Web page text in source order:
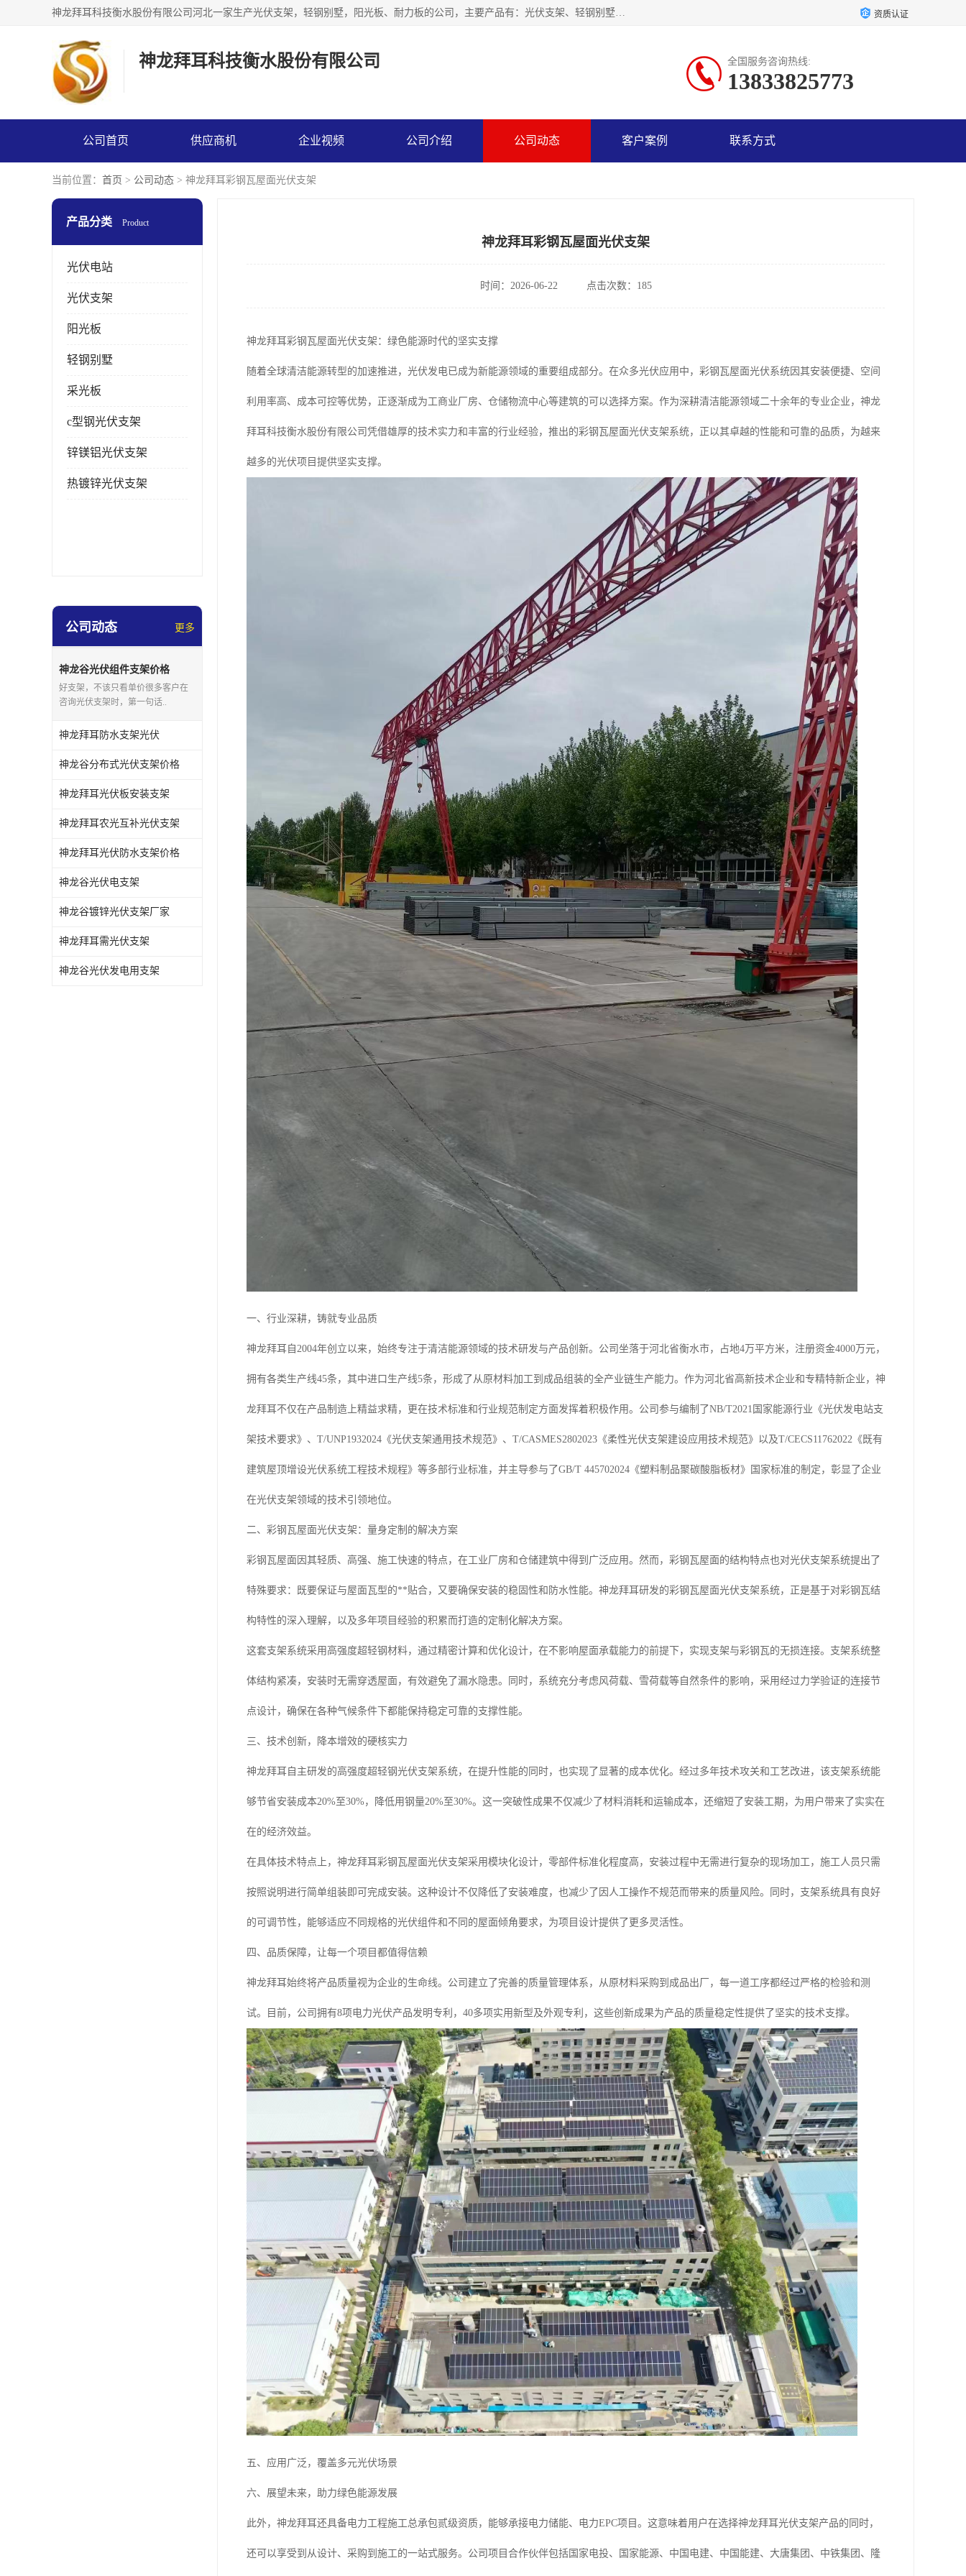
神龙拜耳科技衡水股份有限公司河北一家生产光伏支架，轻钢别墅，阳光板、耐力板的公司，主要产品有：光伏支架、轻钢别墅、阳光板、耐力板、采光板等，公司参与制定了多项标准。 资质认证
神龙拜耳科技衡水股份有限公司 全国服务咨询热线:
13833825773
公司首页 供应商机 企业视频 公司介绍 公司动态 客户案例 联系方式
当前位置： 首页 > 公司动态 > 神龙拜耳彩钢瓦屋面光伏支架
产品分类 Product
光伏电站
光伏支架
阳光板
轻钢别墅
采光板
c型钢光伏支架
锌镁铝光伏支架
热镀锌光伏支架
公司动态 更多
神龙谷光伏组件支架价格
好支架，不该只看单价很多客户在
咨询光伏支架时，第一句话..
神龙拜耳防水支架光伏
神龙谷分布式光伏支架价格
神龙拜耳光伏板安装支架
神龙拜耳农光互补光伏支架
神龙拜耳光伏防水支架价格
神龙谷光伏电支架
神龙谷镀锌光伏支架厂家
神龙拜耳需光伏支架
神龙谷光伏发电用支架
神龙拜耳彩钢瓦屋面光伏支架
时间：2026-06-22 点击次数：185
神龙拜耳彩钢瓦屋面光伏支架：绿色能源时代的坚实支撑
随着全球清洁能源转型的加速推进，光伏发电已成为新能源领域的重要组成部分。在众多光伏应用中，彩钢瓦屋面光伏系统因其安装便捷、空间
利用率高、成本可控等优势，正逐渐成为工商业厂房、仓储物流中心等建筑的可以选择方案。作为深耕清洁能源领域二十余年的专业企业，神龙
拜耳科技衡水股份有限公司凭借雄厚的技术实力和丰富的行业经验，推出的彩钢瓦屋面光伏支架系统，正以其卓越的性能和可靠的品质，为越来
越多的光伏项目提供坚实支撑。
一、行业深耕，铸就专业品质
神龙拜耳自2004年创立以来，始终专注于清洁能源领域的技术研发与产品创新。公司坐落于河北省衡水市，占地4万平方米，注册资金4000万元，
拥有各类生产线45条，其中进口生产线5条，形成了从原材料加工到成品组装的全产业链生产能力。作为河北省高新技术企业和专精特新企业，神
龙拜耳不仅在产品制造上精益求精，更在技术标准和行业规范制定方面发挥着积极作用。公司参与编制了NB/T2021国家能源行业《光伏发电站支
架技术要求》、T/UNP1932024《光伏支架通用技术规范》、T/CASMES2802023《柔性光伏支架建设应用技术规范》以及T/CECS11762022《既有
建筑屋顶增设光伏系统工程技术规程》等多部行业标准，并主导参与了GB/T 445702024《塑料制品聚碳酸脂板材》国家标准的制定，彰显了企业
在光伏支架领域的技术引领地位。
二、彩钢瓦屋面光伏支架：量身定制的解决方案
彩钢瓦屋面因其轻质、高强、施工快速的特点，在工业厂房和仓储建筑中得到广泛应用。然而，彩钢瓦屋面的结构特点也对光伏支架系统提出了
特殊要求：既要保证与屋面瓦型的**贴合，又要确保安装的稳固性和防水性能。神龙拜耳研发的彩钢瓦屋面光伏支架系统，正是基于对彩钢瓦结
构特性的深入理解，以及多年项目经验的积累而打造的定制化解决方案。
这套支架系统采用高强度超轻钢材料，通过精密计算和优化设计，在不影响屋面承载能力的前提下，实现支架与彩钢瓦的无损连接。支架系统整
体结构紧凑，安装时无需穿透屋面，有效避免了漏水隐患。同时，系统充分考虑风荷载、雪荷载等自然条件的影响，采用经过力学验证的连接节
点设计，确保在各种气候条件下都能保持稳定可靠的支撑性能。
三、技术创新，降本增效的硬核实力
神龙拜耳自主研发的高强度超轻钢光伏支架系统，在提升性能的同时，也实现了显著的成本优化。经过多年技术攻关和工艺改进，该支架系统能
够节省安装成本20%至30%，降低用钢量20%至30%。这一突破性成果不仅减少了材料消耗和运输成本，还缩短了安装工期，为用户带来了实实在
在的经济效益。
在具体技术特点上，神龙拜耳彩钢瓦屋面光伏支架采用模块化设计，零部件标准化程度高，安装过程中无需进行复杂的现场加工，施工人员只需
按照说明进行简单组装即可完成安装。这种设计不仅降低了安装难度，也减少了因人工操作不规范而带来的质量风险。同时，支架系统具有良好
的可调节性，能够适应不同规格的光伏组件和不同的屋面倾角要求，为项目设计提供了更多灵活性。
四、品质保障，让每一个项目都值得信赖
神龙拜耳始终将产品质量视为企业的生命线。公司建立了完善的质量管理体系，从原材料采购到成品出厂，每一道工序都经过严格的检验和测
试。目前，公司拥有8项电力光伏产品发明专利，40多项实用新型及外观专利，这些创新成果为产品的质量稳定性提供了坚实的技术支撑。
五、应用广泛，覆盖多元光伏场景
六、展望未来，助力绿色能源发展
此外，神龙拜耳还具备电力工程施工总承包贰级资质，能够承接电力储能、电力EPC项目。这意味着用户在选择神龙拜耳光伏支架产品的同时，
还可以享受到从设计、采购到施工的一站式服务。公司项目合作伙伴包括国家电投、国家能源、中国电建、中国能建、大唐集团、中铁集团、隆